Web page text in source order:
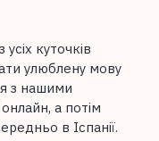
куточків
улюблену мову
з нашими
а потім
в Іспанії.